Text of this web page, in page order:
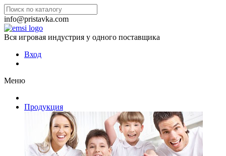
info@pristavka.com
Вся игровая индустрия у одного поставщика
Вход
Меню
Продукция